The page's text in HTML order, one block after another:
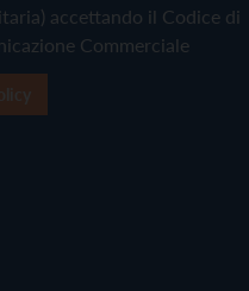
accettando il Codice di
Commerciale